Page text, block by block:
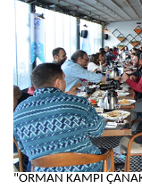
"ORMAN KAMPI